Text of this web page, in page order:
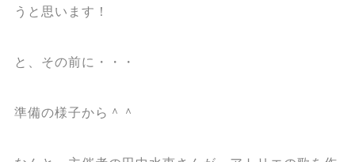
うと思います！
と、その前に・・・
準備の様子から＾＾